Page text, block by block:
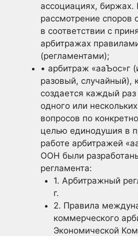
ассоциациях, биржах.
рассмотрение споров
в соответствии с
арбитражах
(регламентами);
• арбитраж «ааЪос»г
разовый, случайный),
создается каждый
одного или
вопросов по
целью единодушия в
работе арбитражей
ООН были
регламента:
1. Арбитражный
г.
2. Правила
коммерческого
Экономической